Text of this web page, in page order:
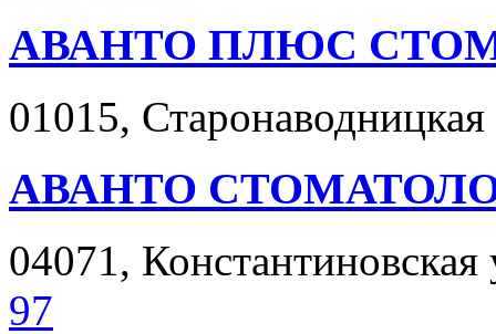
АВАНТО ПЛЮС
01015,
АВАНТО
04071,
97